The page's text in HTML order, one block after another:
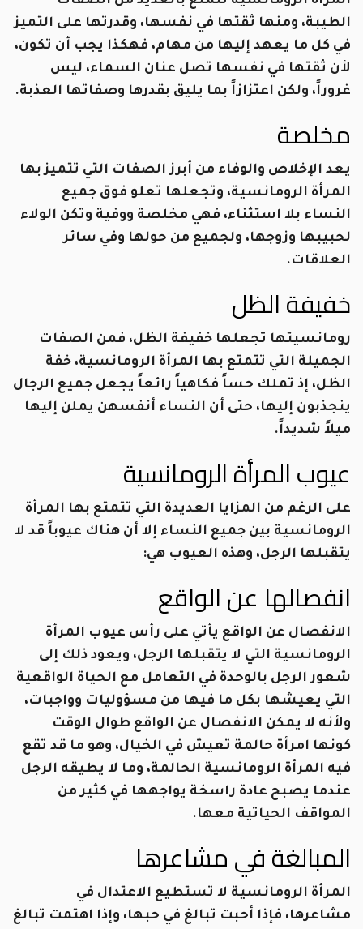
الطيبة، ومنها ثقتها في نفسها، وقدرتها على التميز
في كل ما يعهد إليها من مهام، فهكذا يجب أن تكون،
لأن ثقتها في نفسها تصل عنان السماء، ليس
غروراً، ولكن اعتزازاً بما يليق بقدرها وصفاتها العذبة.
مخلصة
يعد الإخلاص والوفاء من أبرز الصفات التي تتميز بها
المرأة الرومانسية، وتجعلها تعلو فوق جميع
النساء بلا استثناء، فهي مخلصة ووفية وتكن الولاء
لحبيبها وزوجها، ولجميع من حولها وفي سائر
العلاقات.
خفيفة الظل
رومانسيتها تجعلها خفيفة الظل، فمن الصفات
الجميلة التي تتمتع بها المرأة الرومانسية، خفة
الظل، إذ تملك حساً فكاهياً رائعاً يجعل جميع الرجال
ينجذبون إليها، حتى أن النساء أنفسهن يملن إليها
ميلاً شديداً.
عيوب المرأة الرومانسية
على الرغم من المزايا العديدة التي تتمتع بها المرأة
الرومانسية بين جميع النساء إلا أن هناك عيوباً قد لا
يتقبلها الرجل، وهذه العيوب هي:
انفصالها عن الواقع
الانفصال عن الواقع يأتي على رأس عيوب المرأة
الرومانسية التي لا يتقبلها الرجل، ويعود ذلك إلى
شعور الرجل بالوحدة في التعامل مع الحياة الواقعية
التي يعيشها بكل ما فيها من مسؤوليات وواجبات،
ولأنه لا يمكن الانفصال عن الواقع طوال الوقت
كونها امرأة حالمة تعيش في الخيال، وهو ما قد تقع
فيه المرأة الرومانسية الحالمة، وما لا يطيقه الرجل
عندما يصبح عادة راسخة يواجهها في كثير من
المواقف الحياتية معها.
المبالغة في مشاعرها
المرأة الرومانسية لا تستطيع الاعتدال في
مشاعرها، فإذا أحبت تبالغ في حبها، وإذا اهتمت تبالغ